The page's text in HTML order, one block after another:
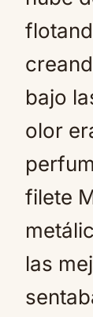
bajo
olor
filete
las